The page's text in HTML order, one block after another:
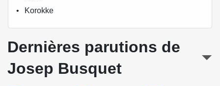
Korokke
Dernières parutions de
Josep Busquet